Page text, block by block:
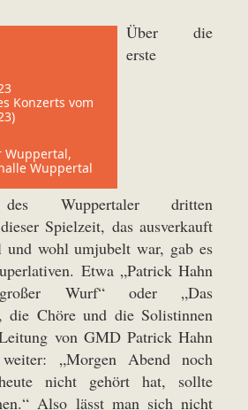
Konzerts vom
Wuppertal,
Wuppertal
Über die
erste
des Wuppertaler dritten
Spielzeit, das ausverkauft
und wohl umjubelt war, gab es
Etwa „Patrick Hahn
Wurf“ oder „Das
die Chöre und die Solistinnen
von GMD Patrick Hahn
„Morgen Abend noch
nicht gehört hat, sollte
Also lässt man sich nicht